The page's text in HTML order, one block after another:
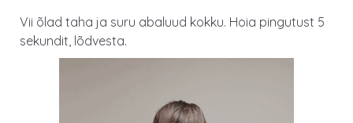
Vii õlad taha ja suru abaluud kokku. Hoia pingutust 5
sekundit, lõdvesta.